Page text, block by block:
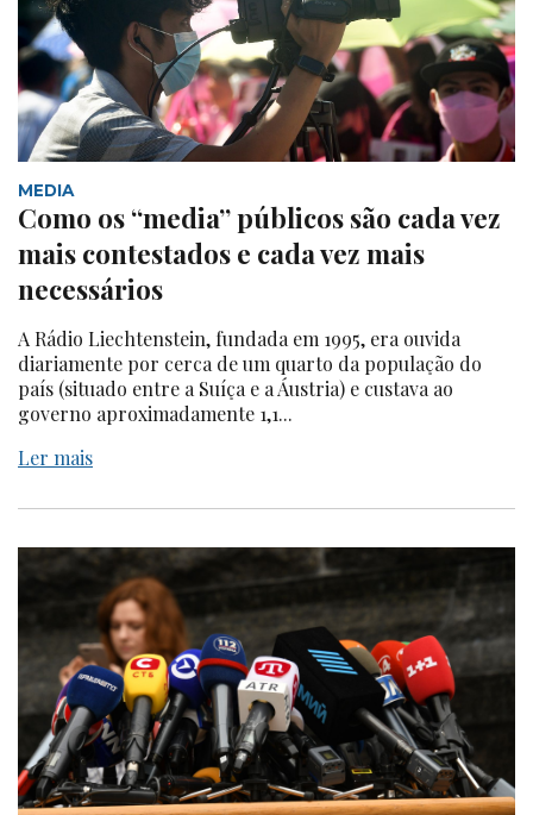
MEDIA
Como os “media” públicos são cada vez
mais contestados e cada vez mais
necessários
A Rádio Liechtenstein, fundada em 1995, era ouvida
diariamente por cerca de um quarto da população do
país (situado entre a Suíça e a Áustria) e custava ao
governo aproximadamente 1,1...
Ler mais